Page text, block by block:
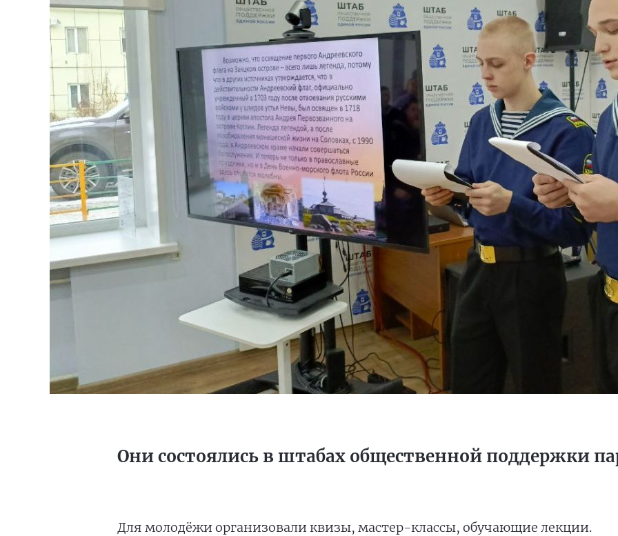
Они состоялись в штабах общественной поддержки
Для молодёжи организовали квизы, мастер-классы, обучающие лекции.